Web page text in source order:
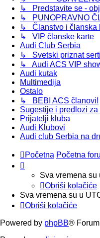
↳ Predstavite se -
↳ PUNOPRAVNO
↳ Članstvo i članska
↳ VIP članske karte
Audi Club Serbia
↳ Svetski priznat
↳ Audi ACS VIP
Audi kutak
Multimedija
Ostalo
↳ BEBI ACS članovi!
Sugestije i predlozi za
Prijatelji kluba
Audi Klubovi
Audi club Serbia na
Početna Početna
Sva vremena su
Obriši kolačiće
Sva vremena su u
Obriši kolačiće
Powered by phpBB®